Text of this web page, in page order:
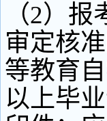
（2）
审定核
等教育
以上毕